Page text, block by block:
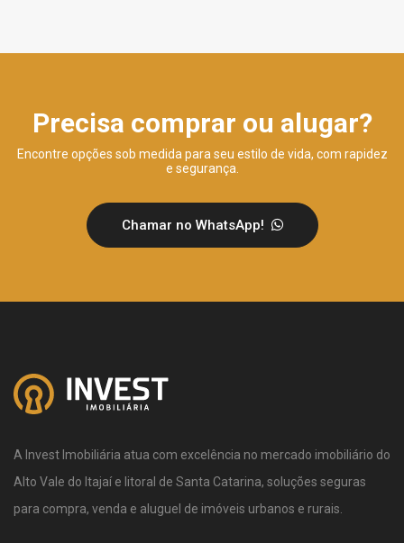
Precisa comprar ou alugar?
Encontre opções sob medida para seu estilo de vida, com rapidez
e segurança.
Chamar no WhatsApp!
A Invest Imobiliária atua com excelência no mercado imobiliário do
Alto Vale do Itajaí e litoral de Santa Catarina, soluções seguras
para compra, venda e aluguel de imóveis urbanos e rurais.